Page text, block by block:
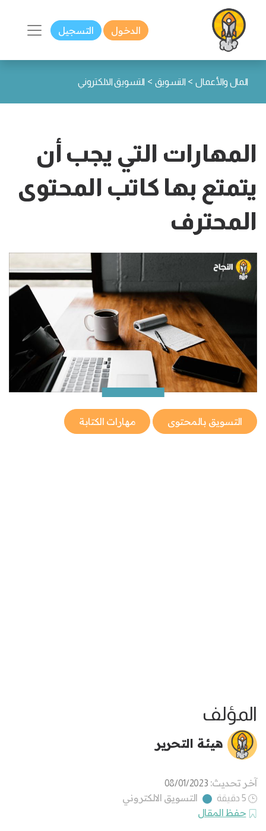
الدخول التسجيل
المال والأعمال > التسويق > التسويق الالكتروني
المهارات التي يجب أن
يتمتع بها كاتب المحتوى
المحترف
التسويق بالمحتوى مهارات الكتابة
المؤلف
هيئة التحرير
آخر تحديث: 08/01/2023
5 دقيقة
التسويق الالكتروني
حفظ المقال